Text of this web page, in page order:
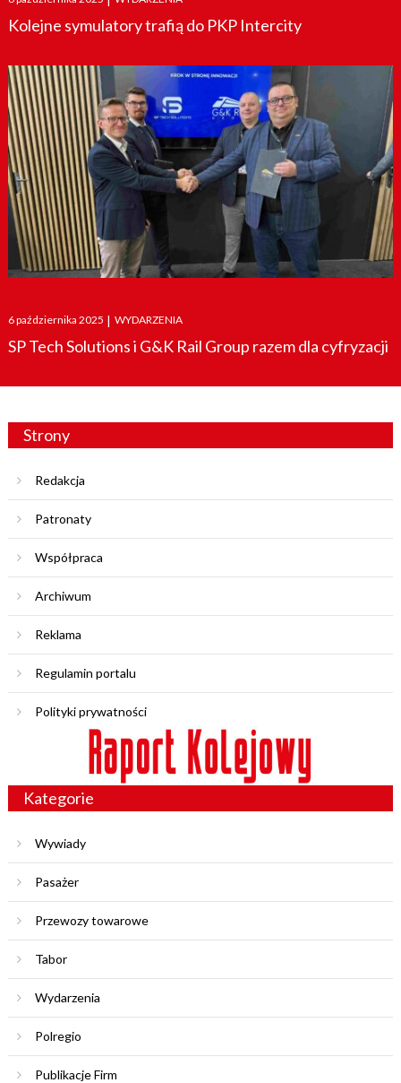
on
Kolejne symulatory trafią do PKP Intercity
Posted
on
6 października 2025 | WYDARZENIA
SP Tech Solutions i G&K Rail Group razem dla cyfryzacji
Strony
Redakcja
Patronaty
Współpraca
Archiwum
Reklama
Regulamin portalu
Polityki prywatności
Kategorie
Wywiady
Pasażer
Przewozy towarowe
Tabor
Wydarzenia
Polregio
Publikacje Firm